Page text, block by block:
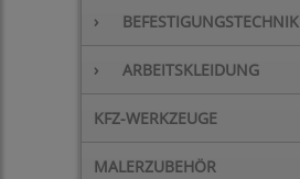
› BEFESTIGUNGSTECHNIK
› ARBEITSKLEIDUNG
KFZ-WERKZEUGE
MALERZUBEHÖR